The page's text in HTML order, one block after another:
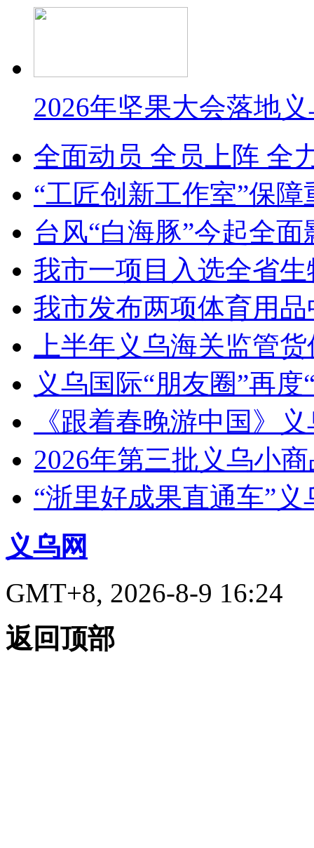
2026年坚果大会落地
全面动员 全员上阵 全
“工匠创新工作室”保
台风“白海豚”今起全面
我市一项目入选全省
我市发布两项体育用
上半年义乌海关监管
义乌国际“朋友圈”再度
《跟着春晚游中国》
2026年第三批义乌小
“浙里好成果直通车”
义乌网
GMT+8, 2026-8-9 16:24
返回顶部